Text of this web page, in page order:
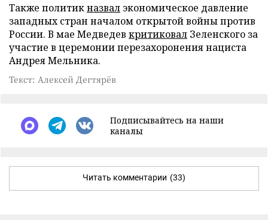
Также политикназвал экономическое давление
западных стран началом открытой войны против
России. В мае Медведев критиковал Зеленского за
участие в церемонии перезахоронения нациста
Андрея Мельника.
Текст: Алексей Дегтярёв
Подписывайтесь на наши
каналы
Читать комментарии (33)